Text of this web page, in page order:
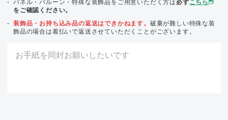
パネル・バルーン・特殊な装飾品をご用意いただく方は 必ずこちら
をご確認ください。
装飾品・お持ち込み品の返送はできかねます。 破棄が難しい特殊な装
飾品の場合は着払いで返送させていただくことがございます。